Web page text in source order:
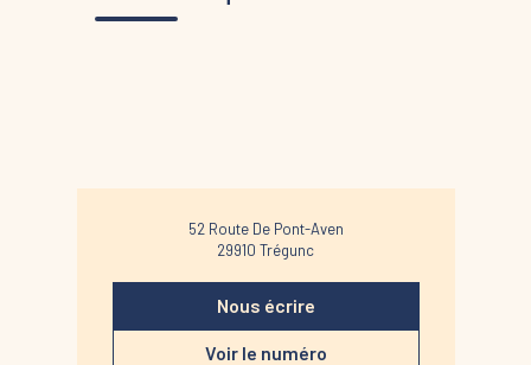
52 Route De Pont-Aven
29910 Trégunc
Nous écrire
Voir le numéro